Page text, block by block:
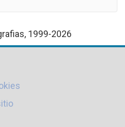
1999-2026